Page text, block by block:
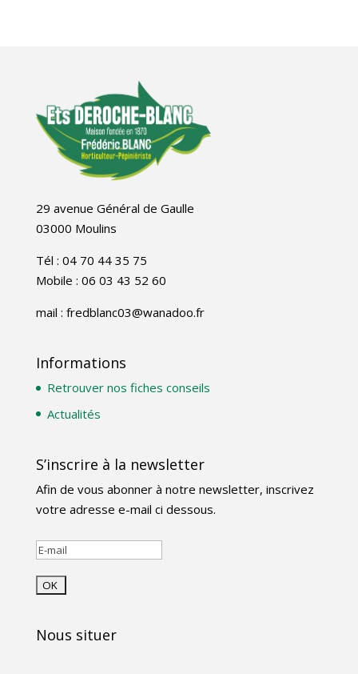
29 avenue Général de Gaulle
03000 Moulins
Tél : 04 70 44 35 75
Mobile : 06 03 43 52 60
mail : fredblanc03@wanadoo.fr
Informations
Retrouver nos fiches conseils
Actualités
S’inscrire à la newsletter
Afin de vous abonner à notre newsletter, inscrivez
votre adresse e-mail ci dessous.
Nous situer